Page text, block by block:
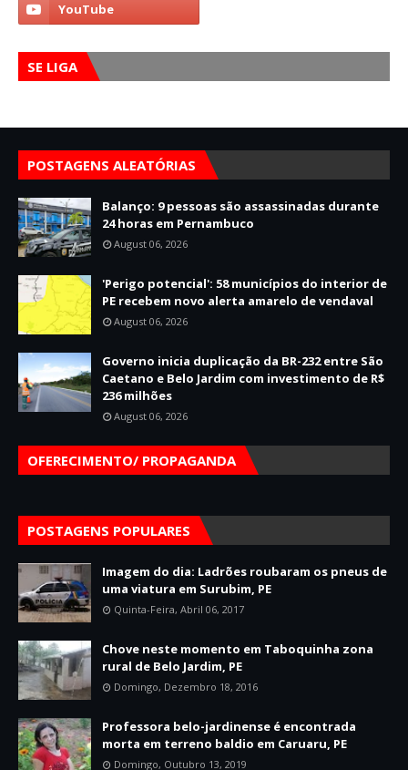
SE LIGA
POSTAGENS ALEATÓRIAS
Balanço: 9 pessoas são assassinadas durante
24 horas em Pernambuco
August 06, 2026
'Perigo potencial': 58 municípios do interior de
PE recebem novo alerta amarelo de vendaval
August 06, 2026
Governo inicia duplicação da BR-232 entre São
Caetano e Belo Jardim com investimento de R$
236 milhões
August 06, 2026
OFERECIMENTO/ PROPAGANDA
POSTAGENS POPULARES
Imagem do dia: Ladrões roubaram os pneus de
uma viatura em Surubim, PE
Quinta-Feira, Abril 06, 2017
Chove neste momento em Taboquinha zona
rural de Belo Jardim, PE
Domingo, Dezembro 18, 2016
Professora belo-jardinense é encontrada
morta em terreno baldio em Caruaru, PE
Domingo, Outubro 13, 2019